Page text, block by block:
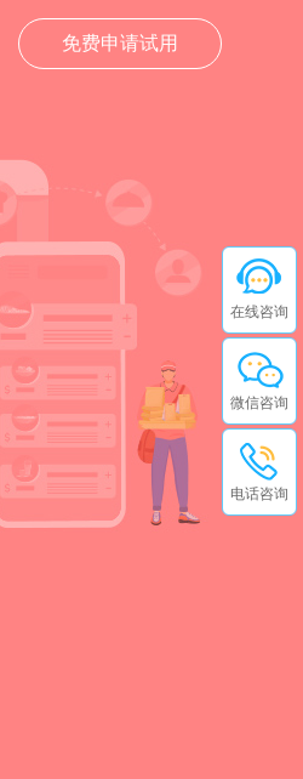
免费申请试用
在线咨询
微信咨询
电话咨询